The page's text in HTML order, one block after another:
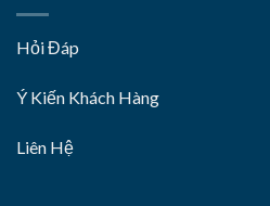
Hỏi Đáp
Ý Kiến Khách Hàng
Liên Hệ